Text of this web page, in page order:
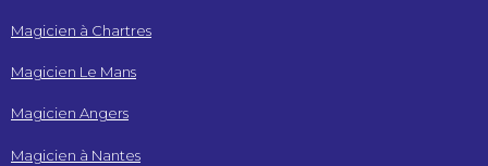
Magicien à Chartres
Magicien Le Mans
Magicien Angers
Magicien à Nantes